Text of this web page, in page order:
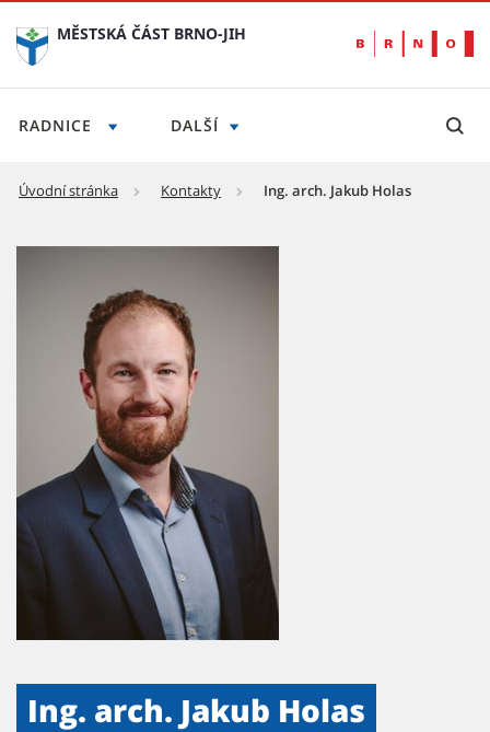
MĚSTSKÁ ČÁST BRNO-JIH
RADNICE DALŠÍ
Úvodní stránka Kontakty Ing. arch. Jakub Holas
Ing. arch. Jakub Holas